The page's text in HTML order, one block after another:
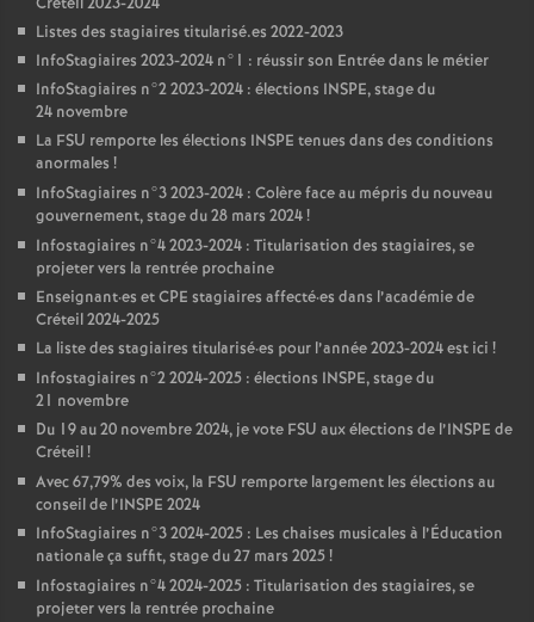
Listes des stagiaires titularisé.es 2022-2023
InfoStagiaires 2023-2024 n°1 : réussir son Entrée dans le métier
InfoStagiaires n°2 2023-2024 : élections INSPE, stage du
24 novembre
La FSU remporte les élections INSPE tenues dans des conditions
anormales !
InfoStagiaires n°3 2023-2024 : Colère face au mépris du nouveau
gouvernement, stage du 28 mars 2024!
Infostagiaires n°4 2023-2024 : Titularisation des stagiaires, se
projeter vers la rentrée prochaine
Enseignant·es etCPE stagiaires affecté·es dans l’académie de
Créteil 2024-2025
La liste des stagiaires titularisé·es pour l’année 2023-2024 est ici !
Infostagiaires n°2 2024-2025 : élections INSPE, stage du
21 novembre
Du 19 au 20 novembre 2024, je vote FSU aux élections de l’INSPE de
Créteil!
Avec 67,79% des voix, la FSU remporte largement les élections au
conseil de l’INSPE 2024
InfoStagiaires n°3 2024-2025 : Les chaises musicales à l’Éducation
nationale ça suffit, stage du 27 mars 2025!
Infostagiaires n°4 2024-2025 : Titularisation des stagiaires, se
projeter vers la rentrée prochaine